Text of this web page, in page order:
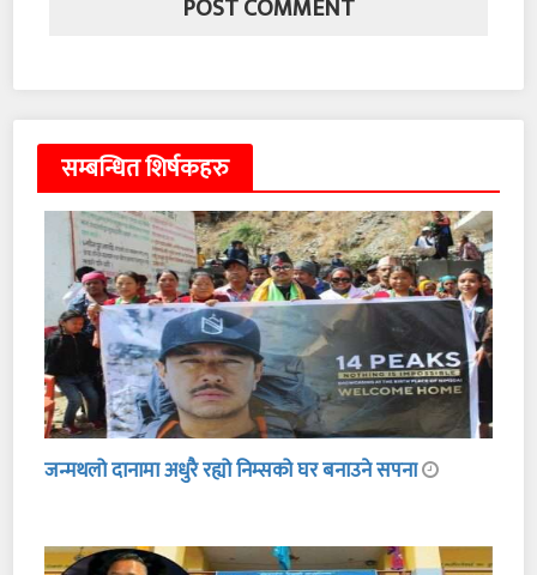
सम्बन्धित शिर्षकहरु
जन्मथलो दानामा अधुरै रह्यो निम्सको घर बनाउने सपना